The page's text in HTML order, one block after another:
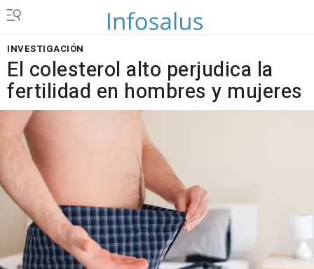
INVESTIGACIÓN
El colesterol alto perjudica la
fertilidad en hombres y mujeres